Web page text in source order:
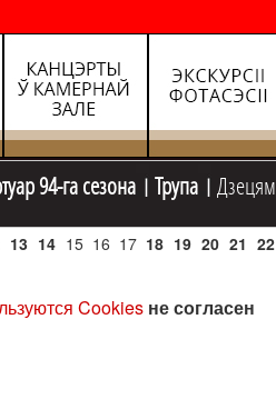
94-га сезона Трупа Дзецям
13 14 15 16 17 18 19 20 21 22
Cookies не согласен